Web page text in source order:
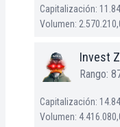
Capitalización:
Volumen:
Invest
Rango:
Capitalización:
Volumen: